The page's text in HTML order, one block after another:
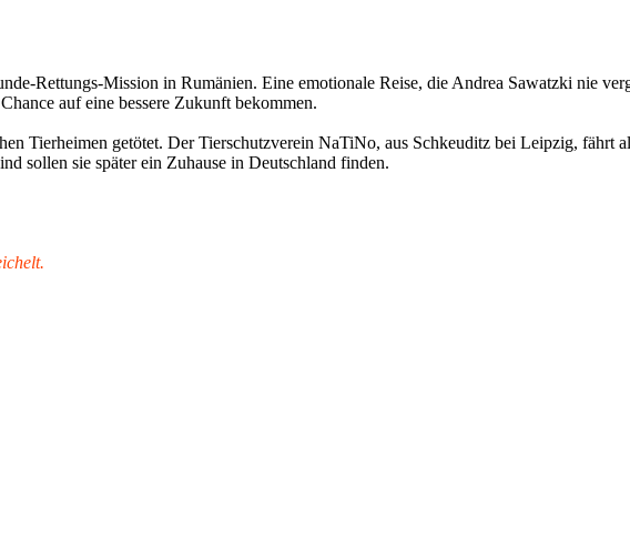
Rettungs-Mission in Rumänien. Eine emotionale Reise, die Andrea Sawatzki nie
auf eine bessere Zukunft bekommen.
Tierheimen getötet. Der Tierschutzverein NaTiNo, aus Schkeuditz bei Leipzig, fährt
sollen sie später ein Zuhause in Deutschland finden.